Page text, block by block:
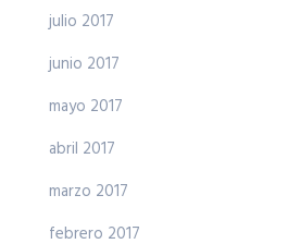
julio 2017
junio 2017
mayo 2017
abril 2017
marzo 2017
febrero 2017